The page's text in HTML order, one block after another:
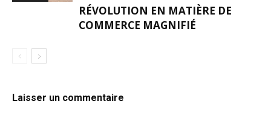
RÉVOLUTION EN MATIÈRE DE
COMMERCE MAGNIFIÉ
Laisser un commentaire